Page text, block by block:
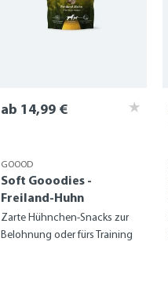
GOOOD
Soft Gooodies -
Freiland-Huhn
Zarte Hühnchen-Snacks zur
Belohnung oder fürs Training
ab 14,99 €